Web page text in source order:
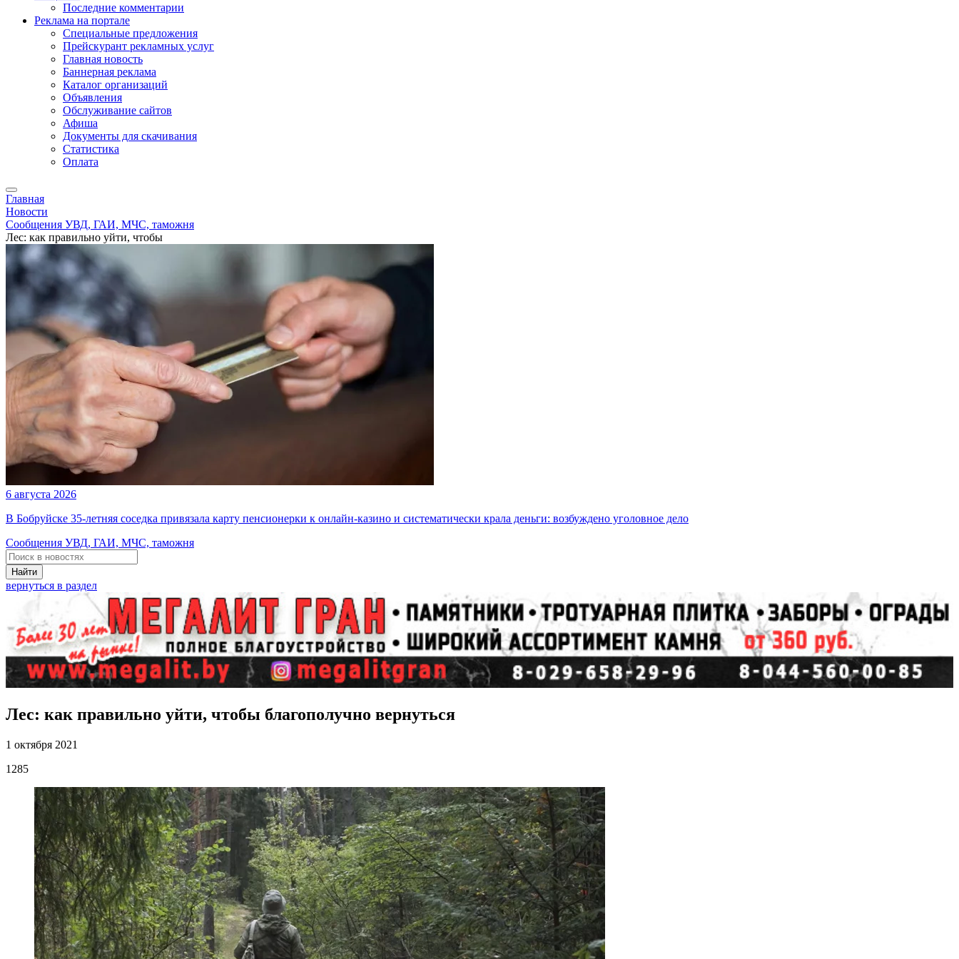
Последние комментарии
Реклама на портале
Специальные предложения
Прейскурант рекламных услуг
Главная новость
Баннерная реклама
Каталог организаций
Объявления
Обслуживание сайтов
Афиша
Документы для скачивания
Статистика
Оплата
Главная
Новости
Сообщения УВД, ГАИ, МЧС, таможня
Лес: как правильно уйти, чтобы
6 августа 2026
В Бобруйске 35-летняя соседка привязала карту пенсионерки к онлайн-казино и систематически крала деньги: возбуждено уголовное дело
Сообщения УВД, ГАИ, МЧС, таможня
Найти
вернуться в раздел
Лес: как правильно уйти, чтобы благополучно вернуться
1 октября 2021
1285